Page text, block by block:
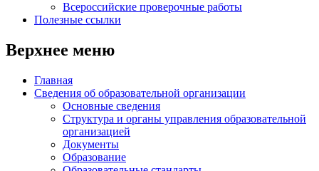
Всероссийские проверочные работы
Полезные ссылки
Верхнее меню
Главная
Сведения об образовательной организации
Основные сведения
Структура и органы управления образовательной
организацией
Документы
Образование